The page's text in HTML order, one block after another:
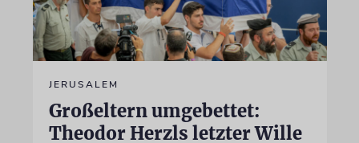
JERUSALEM
Großeltern umgebettet:
Theodor Herzls letzter Wille